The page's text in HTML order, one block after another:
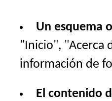
Un esquema
"Inicio", "Acerca
información de
El contenido